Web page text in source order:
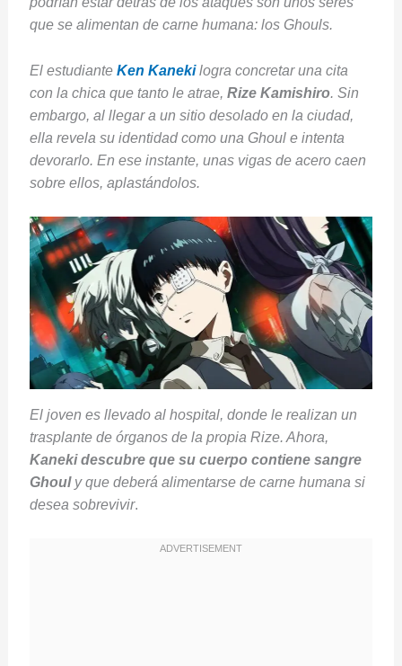
que se alimentan de carne humana: los Ghouls.
El estudiante Ken Kanekilogra concretar una cita
con la chica que tanto le atrae, Rize Kamishiro. Sin
embargo, al llegar a un sitio desolado en la ciudad,
ella revela su identidad como una Ghoul e intenta
devorarlo. En ese instante, unas vigas de acero caen
sobre ellos, aplastándolos.
El joven es llevado al hospital, donde le realizan un
trasplante de órganos de la propia Rize. Ahora,
Kaneki descubre que su cuerpo contiene sangre
Ghouly que deberá alimentarse de carne humana si
desea sobrevivir.